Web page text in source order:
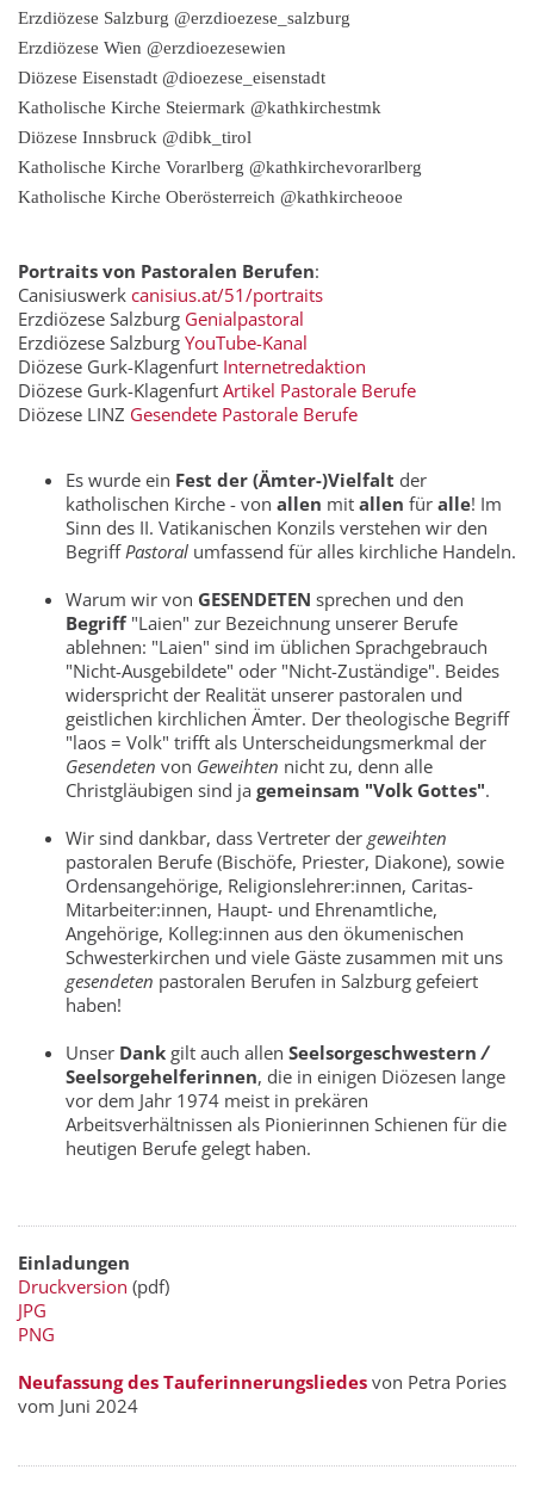
Erzdiözese Salzburg @erzdioezese_salzburg
Erzdiözese Wien @erzdioezesewien
Diözese Eisenstadt @dioezese_eisenstadt
Katholische Kirche Steiermark @kathkirchestmk
Diözese Innsbruck @dibk_tirol
Katholische Kirche Vorarlberg @kathkirchevorarlberg
Katholische Kirche Oberösterreich @kathkircheooe
Portraits von Pastoralen Berufen:
Canisiuswerk canisius.at/51/portraits
Erzdiözese Salzburg Genialpastoral
Erzdiözese Salzburg YouTube-Kanal
Diözese Gurk-Klagenfurt Internetredaktion
Diözese Gurk-Klagenfurt Artikel Pastorale Berufe
Diözese LINZ Gesendete Pastorale Berufe
Es wurde ein Fest der (Ämter-)Vielfalt der
katholischen Kirche - von allen mit allen für alle! Im
Sinn des II. Vatikanischen Konzils verstehen wir den
Begriff Pastoral umfassend für alles kirchliche Handeln.
Warum wir von GESENDETEN sprechen und den
Begriff "Laien" zur Bezeichnung unserer Berufe
ablehnen: "Laien" sind im üblichen Sprachgebrauch
"Nicht-Ausgebildete" oder "Nicht-Zuständige". Beides
widerspricht der Realität unserer pastoralen und
geistlichen kirchlichen Ämter. Der theologische Begriff
"laos = Volk" trifft als Unterscheidungsmerkmal der
Gesendeten von Geweihten nicht zu, denn alle
Christgläubigen sind ja gemeinsam "Volk Gottes".
Wir sind dankbar, dass Vertreter der geweihten
pastoralen Berufe (Bischöfe, Priester, Diakone), sowie
Ordensangehörige, Religionslehrer:innen, Caritas-
Mitarbeiter:innen, Haupt- und Ehrenamtliche,
Angehörige, Kolleg:innen aus den ökumenischen
Schwesterkirchen und viele Gäste zusammen mit uns
gesendeten pastoralen Berufen in Salzburg gefeiert
haben!
Unser Dank gilt auch allen Seelsorgeschwestern/
Seelsorgehelferinnen, die in einigen Diözesen lange
vor dem Jahr 1974 meist in prekären
Arbeitsverhältnissen als Pionierinnen Schienen für die
heutigen Berufe gelegt haben.
Einladungen
Druckversion (pdf)
JPG
PNG
Neufassung des Tauferinnerungsliedes von Petra Pories
vom Juni 2024